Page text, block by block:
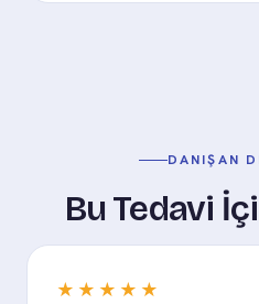
DANIŞAN
Bu Tedavi
★★★★★